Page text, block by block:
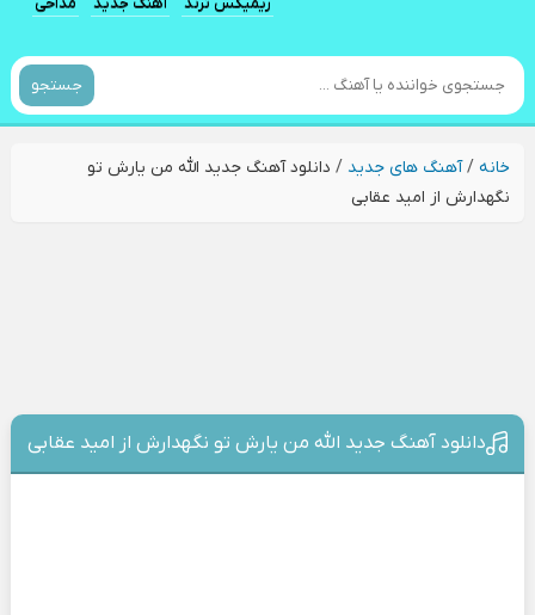
جستجو
خانه/آهنگ های جدید / دانلود آهنگ جدید الله من یارش تو
نگهدارش از امید عقابی
دانلود آهنگ جدید الله من یارش تو نگهدارش از امید عقابی